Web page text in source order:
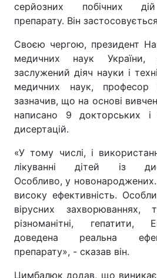
серйозних побічних
препарату. Він застосовується
Своєю чергою, президент
медичних наук України,
заслужений діяч науки і
медичних наук, професор
зазначив, що на основі
написано 9 докторських і
дисертацій.
«У тому числі, і
лікуванні дітей із
Особливо, у новонароджених.
високу ефективність.
вірусних захворюваннях,
різноманітні,
доведена реальна
препарату», - сказав він.
Цимбалюк додав, що виникає